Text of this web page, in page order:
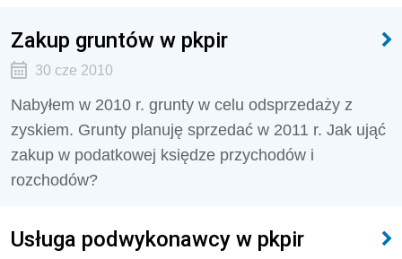
Zakup gruntów w pkpir
30 cze 2010
Nabyłem w 2010 r. grunty w celu odsprzedaży z
zyskiem. Grunty planuję sprzedać w 2011 r. Jak ująć
zakup w podatkowej księdze przychodów i
rozchodów?
Usługa podwykonawcy w pkpir